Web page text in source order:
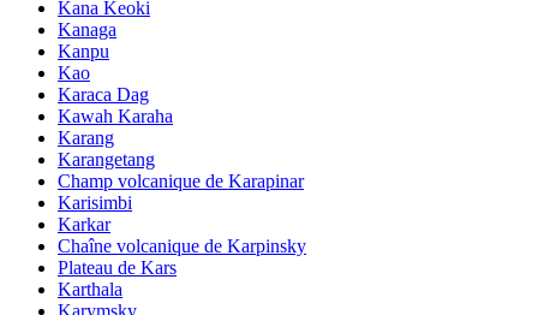
Kana Keoki
Kanaga
Kanpu
Kao
Karaca Dag
Kawah Karaha
Karang
Karangetang
Champ volcanique de Karapinar
Karisimbi
Karkar
Chaîne volcanique de Karpinsky
Plateau de Kars
Karthala
Karymsky